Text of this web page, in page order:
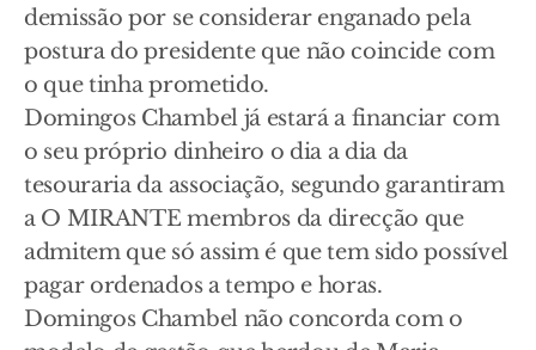
demissão por se considerar enganado pela
postura do presidente que não coincide com
o que tinha prometido.
Domingos Chambel já estará a financiar com
o seu próprio dinheiro o dia a dia da
tesouraria da associação, segundo garantiram
a O MIRANTE membros da direcção que
admitem que só assim é que tem sido possível
pagar ordenados a tempo e horas.
Domingos Chambel não concorda com o